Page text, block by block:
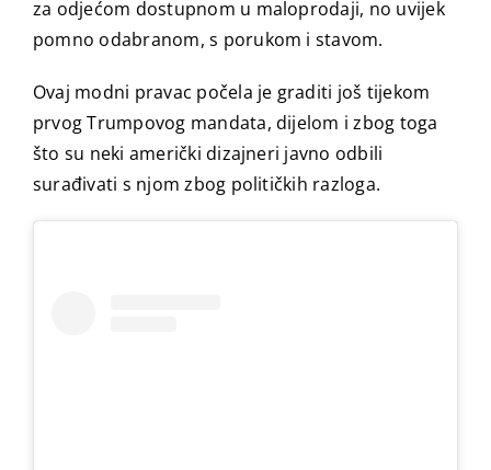
za odjećom dostupnom u maloprodaji, no uvijek
pomno odabranom, s porukom i stavom.
Ovaj modni pravac počela je graditi još tijekom
prvog Trumpovog mandata, dijelom i zbog toga
što su neki američki dizajneri javno odbili
surađivati s njom zbog političkih razloga.